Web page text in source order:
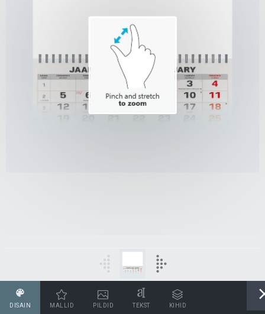
DISAIN MALLID PILDID TEKST KIHID